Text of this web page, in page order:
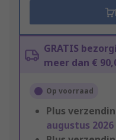
GRATIS
meer dan €
Op voorraad
Plus
augustus 2026